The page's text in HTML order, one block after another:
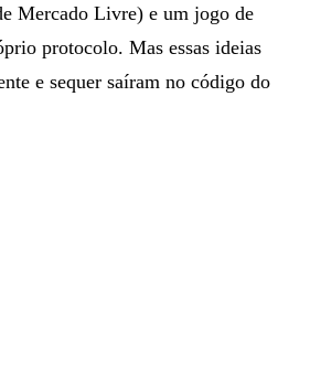
Mercado Livre) e um jogo de
protocolo. Mas essas ideias
e sequer saíram no código do